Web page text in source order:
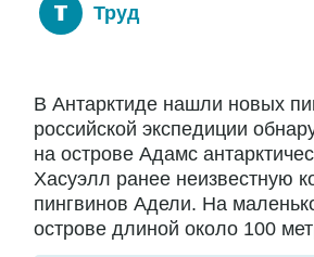
Труд
В Антарктиде нашли новых
российской экспедиции
на острове Адамс
Хасуэлл ранее неизвестную
пингвинов Адели. На
острове длиной около 100